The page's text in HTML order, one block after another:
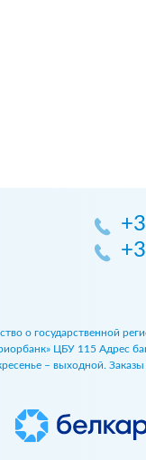
о государственной
ЦБУ 115 Адрес
– выходной.